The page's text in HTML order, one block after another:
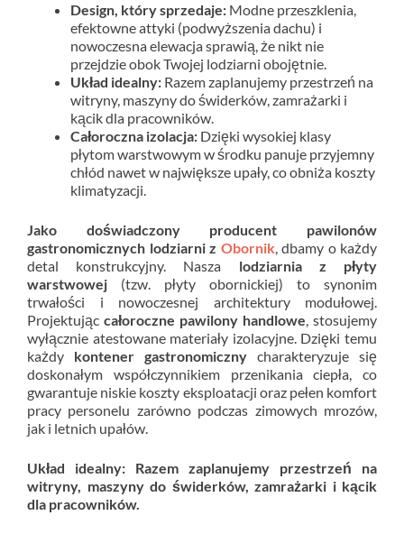
Design, który sprzedaje: Modne przeszklenia,
efektowne attyki (podwyższenia dachu) i
nowoczesna elewacja sprawią, że nikt nie
przejdzie obok Twojej lodziarni obojętnie.
Układ idealny: Razem zaplanujemy przestrzeń na
witryny, maszyny do świderków, zamrażarki i
kącik dla pracowników.
Całoroczna izolacja: Dzięki wysokiej klasy
płytom warstwowym w środku panuje przyjemny
chłód nawet w największe upały, co obniża koszty
klimatyzacji.
Jako doświadczony
producent pawilonów
gastronomicznych lodziarni z Obornik, dbamy o każdy
detal konstrukcyjny. Nasza lodziarnia z płyty
warstwowej (tzw. płyty obornickiej) to synonim
trwałości i nowoczesnej architektury modułowej.
Projektując całoroczne pawilony handlowe, stosujemy
wyłącznie atestowane materiały izolacyjne. Dzięki temu
każdy kontener gastronomiczny charakteryzuje się
doskonałym współczynnikiem przenikania ciepła, co
gwarantuje niskie koszty eksploatacji oraz pełen komfort
pracy personelu zarówno podczas zimowych mrozów,
jak i letnich upałów.
Układ idealny: Razem zaplanujemy przestrzeń na
witryny, maszyny do świderków, zamrażarki i kącik
dla pracowników.